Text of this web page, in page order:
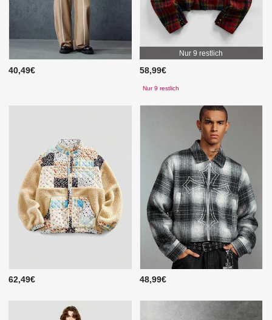
40,49€
Nur 9 restlich
58,99€
Nur 9 restlich
62,49€ 48,99€